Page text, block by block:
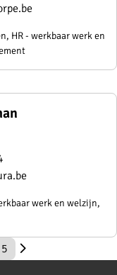
HR - werkbaar werk en
werk en welzijn,
5